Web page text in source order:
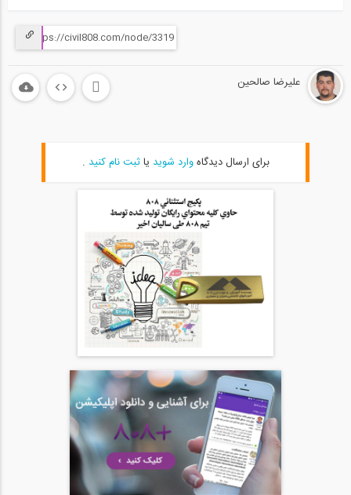
علیرضا صالحین
برای ارسال دیدگاهوارد شوید یاثبت نام کنید .